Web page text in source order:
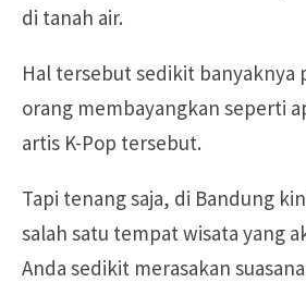
di tanah air.
Hal tersebut sedikit banyaknya
orang membayangkan seperti
artis K-Pop tersebut.
Tapi tenang saja, di Bandung
salah satu tempat wisata yang
Anda sedikit merasakan